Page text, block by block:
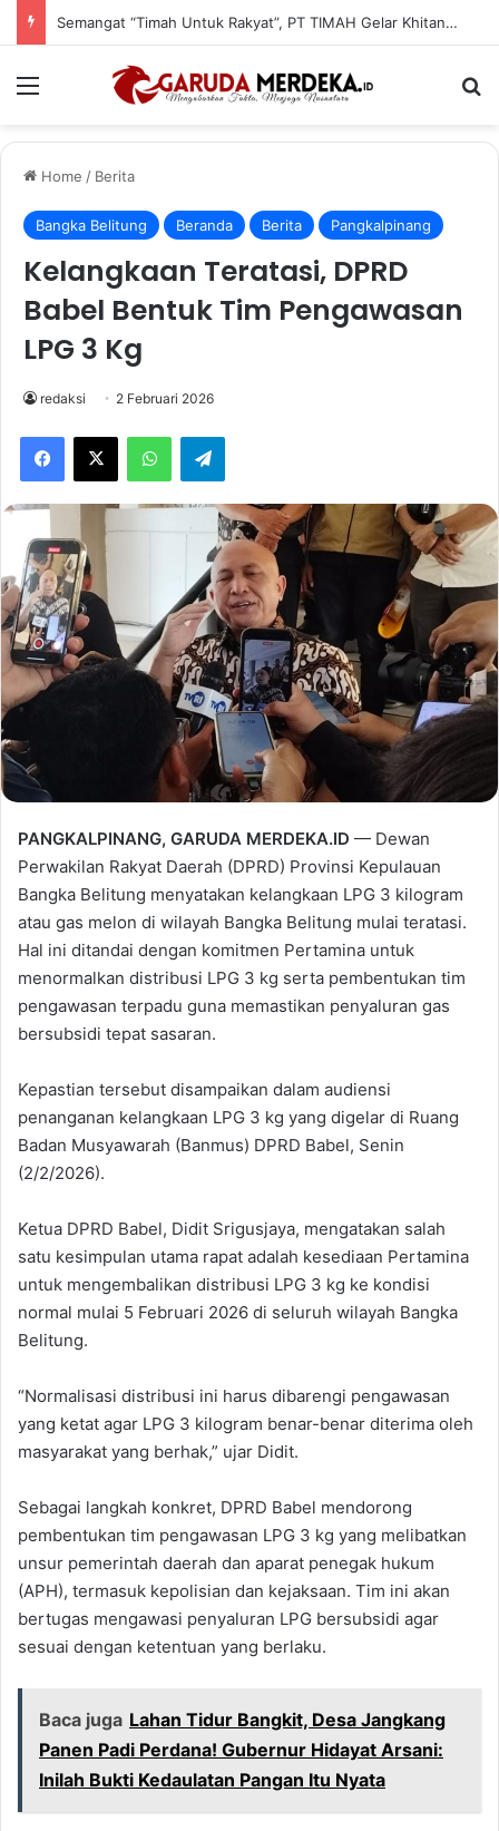
Semangat “Timah Untuk Rakyat”, PT TIMAH Gelar Khitanan, Donor Darah dan Cek Kesehatan Gratis di Jakarta
Menu
Home / Berita
Bangka Belitung Beranda Berita Pangkalpinang
Kelangkaan Teratasi, DPRD
Babel Bentuk Tim Pengawasan
LPG 3 Kg
redaksi 2 Februari 2026
Facebook
X WhatsAppTelegram
PANGKALPINANG, GARUDA MERDEKA.ID — Dewan
Perwakilan Rakyat Daerah (DPRD) Provinsi Kepulauan
Bangka Belitung menyatakan kelangkaan LPG 3 kilogram
atau gas melon di wilayah Bangka Belitung mulai teratasi.
Hal ini ditandai dengan komitmen Pertamina untuk
menormalkan distribusi LPG 3 kg serta pembentukan tim
pengawasan terpadu guna memastikan penyaluran gas
bersubsidi tepat sasaran.
Kepastian tersebut disampaikan dalam audiensi
penanganan kelangkaan LPG 3 kg yang digelar di Ruang
Badan Musyawarah (Banmus) DPRD Babel, Senin
(2/2/2026).
Ketua DPRD Babel, Didit Srigusjaya, mengatakan salah
satu kesimpulan utama rapat adalah kesediaan Pertamina
untuk mengembalikan distribusi LPG 3 kg ke kondisi
normal mulai 5 Februari 2026 di seluruh wilayah Bangka
Belitung.
“Normalisasi distribusi ini harus dibarengi pengawasan
yang ketat agar LPG 3 kilogram benar-benar diterima oleh
masyarakat yang berhak,” ujar Didit.
Sebagai langkah konkret, DPRD Babel mendorong
pembentukan tim pengawasan LPG 3 kg yang melibatkan
unsur pemerintah daerah dan aparat penegak hukum
(APH), termasuk kepolisian dan kejaksaan. Tim ini akan
bertugas mengawasi penyaluran LPG bersubsidi agar
sesuai dengan ketentuan yang berlaku.
Baca juga Lahan Tidur Bangkit, Desa Jangkang
Panen Padi Perdana! Gubernur Hidayat Arsani:
Inilah Bukti Kedaulatan Pangan Itu Nyata